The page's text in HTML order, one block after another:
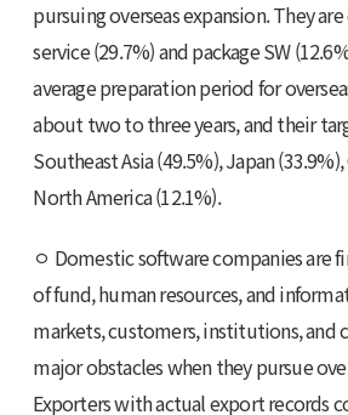
pursuing overseas expansion. They
service (29.7%) and package SW
average preparation period for
about two to three years, and their
Southeast Asia (49.5%), Japan
North America (12.1%).
ㅇ Domestic software companies are
of fund, human resources, and
markets, customers, institutions, and
major obstacles when they pursue
Exporters with actual export records